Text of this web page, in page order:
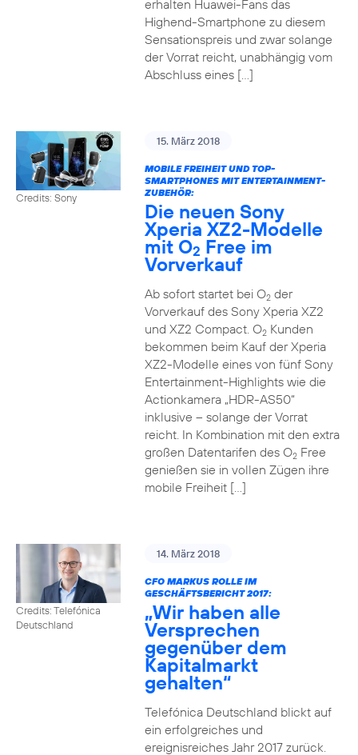
erhalten Huawei-Fans das
Highend-Smartphone zu diesem
Sensationspreis und zwar solange
der Vorrat reicht, unabhängig vom
Abschluss eines […]
Credits: Sony
15. März 2018
MOBILE FREIHEIT UND TOP-
SMARTPHONES MIT ENTERTAINMENT-
ZUBEHÖR:
Die neuen Sony
Xperia XZ2-Modelle
mit O2 Free im
Vorverkauf
Ab sofort startet bei O2der
Vorverkauf des Sony Xperia XZ2
und XZ2 Compact. O2Kunden
bekommen beim Kauf der Xperia
XZ2-Modelle eines von fünf Sony
Entertainment-Highlights wie die
Actionkamera „HDR-AS50“
inklusive – solange der Vorrat
reicht. In Kombination mit den extra
großen Datentarifen des O2Free
genießen sie in vollen Zügen ihre
mobile Freiheit […]
Credits: Telefónica
Deutschland
14. März 2018
CFO MARKUS ROLLE IM
GESCHÄFTSBERICHT 2017:
„Wir haben alle
Versprechen
gegenüber dem
Kapitalmarkt
gehalten“
Telefónica Deutschland blickt auf
ein erfolgreiches und
ereignisreiches Jahr 2017 zurück.